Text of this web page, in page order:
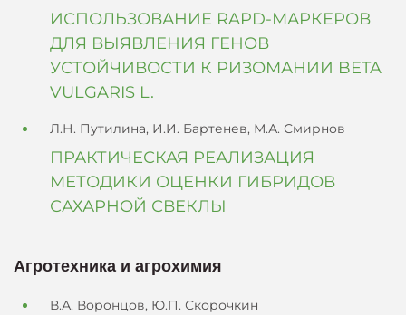
ИСПОЛЬЗОВАНИЕ RAPD-МАРКЕРОВ
ДЛЯ ВЫЯВЛЕНИЯ ГЕНОВ
УСТОЙЧИВОСТИ К РИЗОМАНИИ BETA
VULGARIS L.
Л.Н. Путилина, И.И. Бартенев, М.А. Смирнов
ПРАКТИЧЕСКАЯ РЕАЛИЗАЦИЯ
МЕТОДИКИ ОЦЕНКИ ГИБРИДОВ
САХАРНОЙ СВЕКЛЫ
Агротехника и агрохимия
В.А. Воронцов, Ю.П. Скорочкин